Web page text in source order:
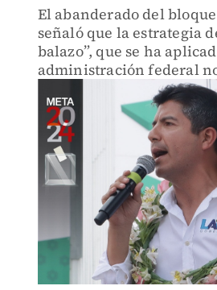
El abanderado del
señaló que la estrategia
balazo”, que se ha
administración federal